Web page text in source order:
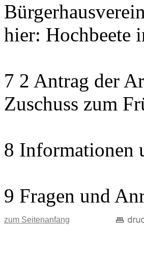
hier: Hochbeete
7 2 Antrag der
Zuschuss zum
8 Informationen
9 Fragen und
zum Seitenanfang